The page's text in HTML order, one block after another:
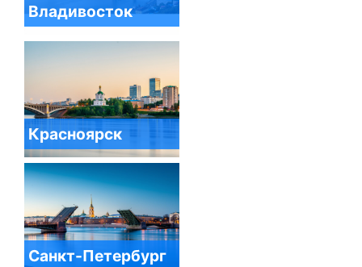
Владивосток
Красноярск
Санкт-Петербург